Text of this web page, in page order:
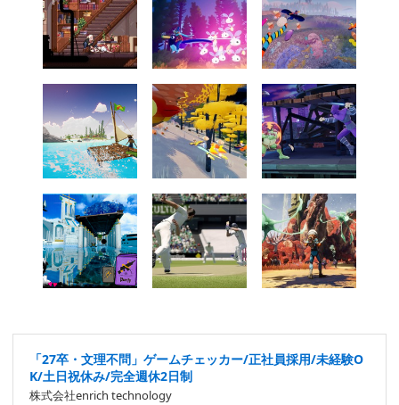
「27卒・文理不問」ゲームチェッカー/正社員採用/未経験O
K/土日祝休み/完全週休2日制
株式会社enrich technology